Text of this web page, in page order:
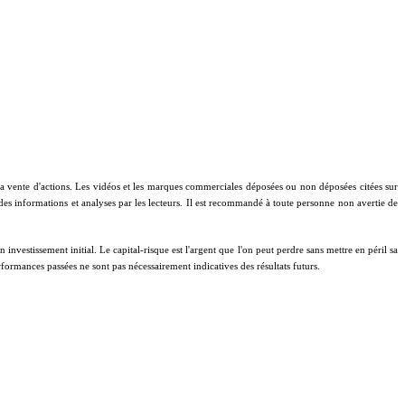
d'actions. Les vidéos et les marques commerciales déposées ou non déposées citées sur
informations et analyses par les lecteurs. Il est recommandé à toute personne non avertie de
initial. Le capital-risque est l'argent que l'on peut perdre sans mettre en péril sa
passées ne sont pas nécessairement indicatives des résultats futurs.